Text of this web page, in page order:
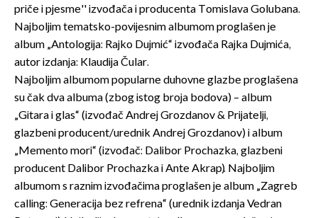
priče i pjesme'' izvođača i producenta Tomislava Golubana.
Najboljim tematsko-povijesnim albumom proglašen je
album „Antologija: Rajko Dujmić“ izvođača Rajka Dujmića,
autor izdanja: Klaudija Čular.
Najboljim albumom popularne duhovne glazbe proglašena
su čak dva albuma (zbog istog broja bodova) – album
„Gitara i glas“ (izvođač Andrej Grozdanov & Prijatelji,
glazbeni producent/urednik Andrej Grozdanov) i album
„Memento mori“ (izvođač: Dalibor Prochazka, glazbeni
producent Dalibor Prochazka i Ante Akrap). Najboljim
albumom s raznim izvođačima proglašen je album „Zagreb
calling: Generacija bez refrena“ (urednik izdanja Vedran